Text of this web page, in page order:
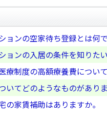
ョンの空家待ち登録とは何
ョンの入居の条件を知りた
療制度の高額療養費につい
いてどのようなものがあり
家賃補助はありますか。